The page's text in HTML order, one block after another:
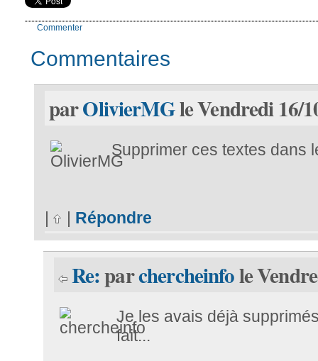
Commenter
Commentaires
parOlivierMGle Vendredi 16/
Supprimer ces textes dans
| | Répondre
Re:parchercheinfole
Je les avais déjà
fait...